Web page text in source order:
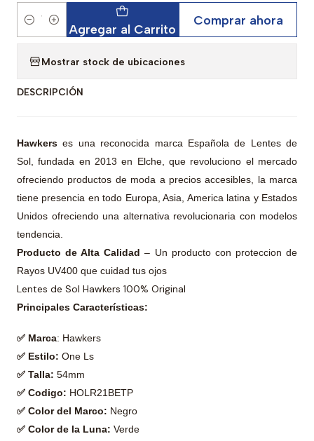
Cantidad Agregar al Carrito
Comprar ahora
Mostrar stock de ubicaciones
DESCRIPCIÓN
Hawkerses una reconocida marca Española de Lentes de
Sol, fundada en 2013 en Elche, que revoluciono el mercado
ofreciendo productos de moda a precios accesibles, la marca
tiene presencia en todo Europa, Asia, America latina y Estados
Unidos ofreciendo una alternativa revolucionaria con modelos
tendencia.
Producto de Alta Calidad– Un producto con proteccion de
Rayos UV400 que cuidad tus ojos
Lentes de Sol Hawkers 100% Original
Principales Características:
✅ Marca: Hawkers
✅ Estilo: One Ls
✅ Talla: 54mm
✅ Codigo: HOLR21BETP
✅ Color del Marco: Negro
✅ Color de la Luna: Verde